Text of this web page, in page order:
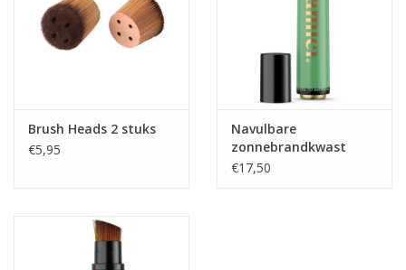
Brush Heads 2 stuks
€5,95
Navulbare
zonnebrandkwast
Palm Playa
€17,50